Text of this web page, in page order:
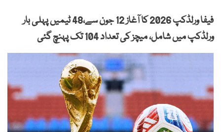
فیفا ورلڈکپ 2026 کا آغاز 12 جون سے،48 ٹیمیں پہلی بار
ورلڈکپ میں شامل، میچز کی تعداد 104 تک پہنچ گئی